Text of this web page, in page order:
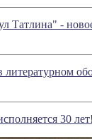
Татлина" -
литературном
30 лет!